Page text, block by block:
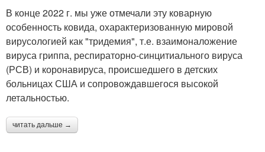
В конце 2022 г. мы уже отмечали эту коварную
особенность ковида, охарактеризованную мировой
вирусологией как "тридемия", т.е. взаимоналожение
вируса гриппа, респираторно-синцитиального вируса
(РСВ) и коронавируса, происшедшего в детских
больницах США и сопровождавшегося высокой
летальностью.
читать дальше →